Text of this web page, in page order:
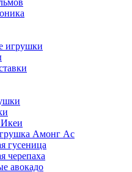
игрушки
Амонг Ас
гусеница
черепаха
авокадо